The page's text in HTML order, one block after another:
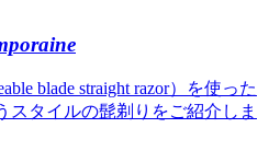
blade straight razor）を使った
スタイルの髭剃りをご紹介しま